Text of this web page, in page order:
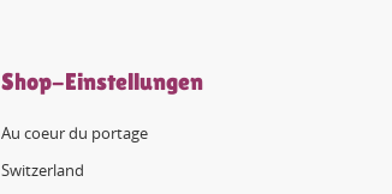
Shop-Einstellungen
Au coeur du portage
Switzerland